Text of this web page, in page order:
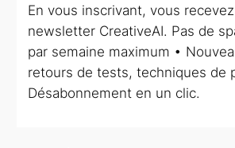
En vous inscrivant, vous
newsletter CreativeAI. Pas de
par semaine maximum •
retours de tests, techniques de
Désabonnement en un clic.